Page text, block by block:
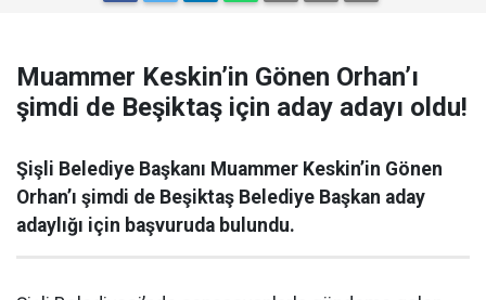
Muammer Keskin’in Gönen Orhan’ı
şimdi de Beşiktaş için aday adayı oldu!
Şişli Belediye Başkanı Muammer Keskin’in Gönen
Orhan’ı şimdi de Beşiktaş Belediye Başkan aday
adaylığı için başvuruda bulundu.